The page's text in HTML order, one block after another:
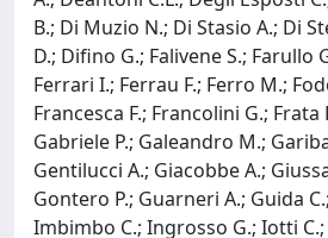
B.; Di Muzio N.; Di Stasio A.; Di
D.; Difino G.; Falivene S.; Farullo
Ferrari I.; Ferrau F.; Ferro M.;
Francesca F.; Francolini G.; Frata
Gabriele P.; Galeandro M.;
Gentilucci A.; Giacobbe A.;
Gontero P.; Guarneri A.; Guida
Imbimbo C.; Ingrosso G.; Iotti